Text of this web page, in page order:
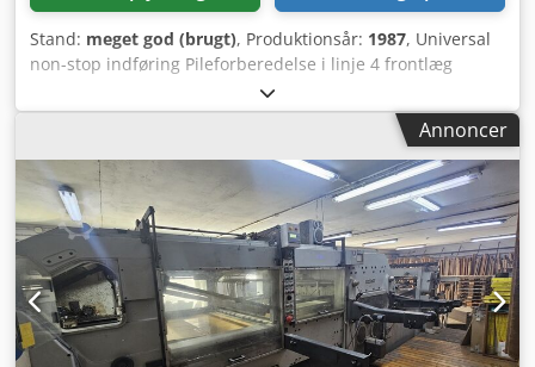
Stand: meget god (brugt), Produktionsår: 1987, Universal
non-stop indføring Pileforberedelse i linje 4 frontlæg
Trækkestyring OS 16 UAFHÆNGIGE VARMEZONER
Bikubestruktur Credevyn Ttjpfx Adtef Lateral styr til folie
Motoriseret foliespænding, luftkøling Format: 102x72 cm
Min. format: 40x35 cm Hastighed ved varmfoliering: maks.
5.000 stk./time Hastighed ved stansning: maks. 7.500
stk./time
Annoncer